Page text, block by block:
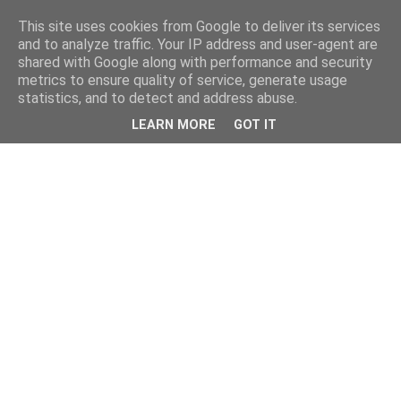
This site uses cookies from Google to deliver its services
and to analyze traffic. Your IP address and user-agent are
shared with Google along with performance and security
metrics to ensure quality of service, generate usage
statistics, and to detect and address abuse.
LEARN MORE GOT IT